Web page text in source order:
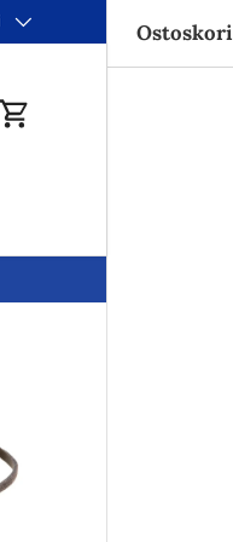
Ostoskori
Ostoskori